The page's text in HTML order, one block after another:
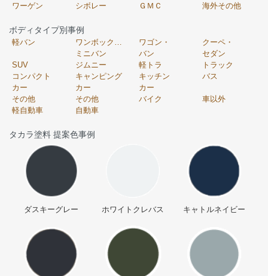
ワーゲン
シボレー ＧＭＣ 海外その他
ボディタイプ別事例
軽バン
ミニバン
ワゴン・
バン
クーペ・
セダン
SUV
ジムニー 軽トラ
トラック
コンパクト
カー
キャンピング
カー
キッチン
カー
バス
その他
軽自動車
その他
自動車
バイク 車以外
タカラ塗料 提案色事例
ダスキーグレー ホワイトクレバス キャトルネイビー